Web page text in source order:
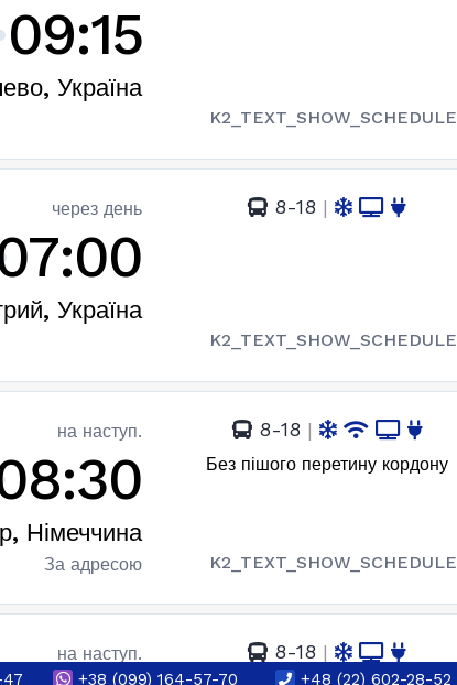
09:15
Україна
K2_TEXT_SHOW_SCHEDULE
через день
Україна
8-18 |
K2_TEXT_SHOW_SCHEDULE
на наступ.
Німеччина
За адресою
8-18 |
Без пішого перетину кордону
K2_TEXT_SHOW_SCHEDULE
на наступ. 8-18 |
+38(099) 164-57-70 +48 (22) 602-28-52